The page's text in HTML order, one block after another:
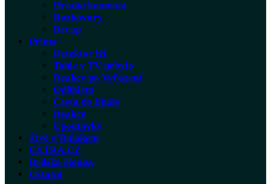
Hradní komnata
Rozhovory
Recap
Prima+
Detektor lži
Tohle v TV nebylo
Reakce po Vyřazení
Odhalení
Cesta do finále
Reakce
Upoutávky
Živě s Tuňákem
EXTRA.CZ
Brdská Houba
Ostatní